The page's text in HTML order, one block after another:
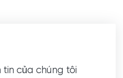
của chúng tôi